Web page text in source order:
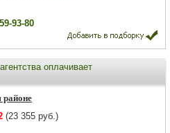
93-80
оплачивает
районе
(23 355 руб.)